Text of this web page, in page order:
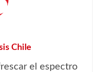
Chile
el espectro